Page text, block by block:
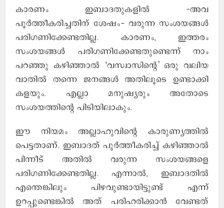
കാരണം ഇബാദതുകളില്‍ -അവ
പൂര്‍ത്തീകരിച്ചതിന് ശേഷം- വരുന്ന സംശയങ്ങള്‍
പരിഗണിക്കേണ്ടതില്ല. കാരണം, ഇത്തരം
സംശയങ്ങള്‍ പരിഗണിക്കേണ്ടതുണ്ടെന്ന് നാം
പറഞ്ഞു കഴിഞ്ഞാല്‍ ‘വസ്വാസിന്റെ’ ഒരു വലിയ
വാതില്‍ തന്നെ ജനങ്ങള്‍ അതിലൂടെ ഉണ്ടാക്കി
കളയും. എല്ലാ മനുഷ്യരും അതോടെ
സംശയത്തിന്റെ പിടിയിലാകും.
ഈ നിയമം അല്ലാഹുവിന്റെ കാരുണ്യത്തില്‍
പെട്ടതാണ്. ഇബാദത് പൂര്‍ത്തീകരിച്ച് കഴിഞ്ഞാല്‍
പിന്നീട് അതില്‍ വരുന്ന സംശയങ്ങളെ
പരിഗണിക്കേണ്ടതില്ല. എന്നാല്‍, ഇബാദതില്‍
എന്തെങ്കിലും പിഴവുണ്ടായിട്ടുണ്ട് എന്ന്
ഉറപ്പുണ്ടെങ്കില്‍ അത് പരിഹരിക്കാന്‍ വേണ്ടത്